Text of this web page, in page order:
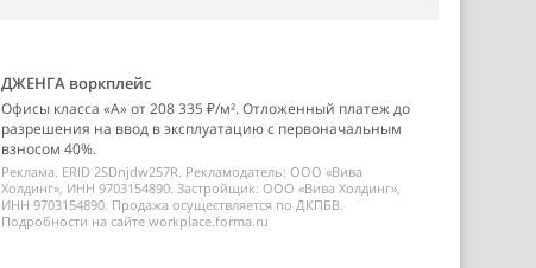
ДЖЕНГА воркплейс
Офисы класса «А» от 208 335 ₽/м². Отложенный платеж до
разрешения на ввод в эксплуатацию с первоначальным
взносом 40%.
Реклама. ERID 2SDnjdw257R. Рекламодатель: ООО «Вива
Холдинг», ИНН 9703154890. Застройщик: ООО «Вива Холдинг»,
ИНН 9703154890. Продажа осуществляется по ДКПБВ.
Подробности на сайте workplace.forma.ru